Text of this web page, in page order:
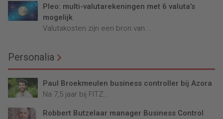
Pleo: multi-valutarekeningen met 6 valuta’s
mogelijk
Valutakosten zijn een bron van...
Personalia
Paul Broekmeulen business controller bij Azora
Na 7,5 jaar bij FITZ...
Robbert Butzelaar manager Business Control